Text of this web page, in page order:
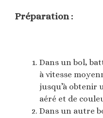
Préparation :
Dans un bol,
à vitesse
jusqu’à obtenir
aéré et de
Dans un autre